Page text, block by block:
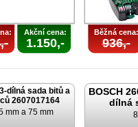
Akční cena:
1.150,-
Běžná cena:
936,-
dílná sada bitů a
2607017164
mm a 75 mm
BOSCH
dílná